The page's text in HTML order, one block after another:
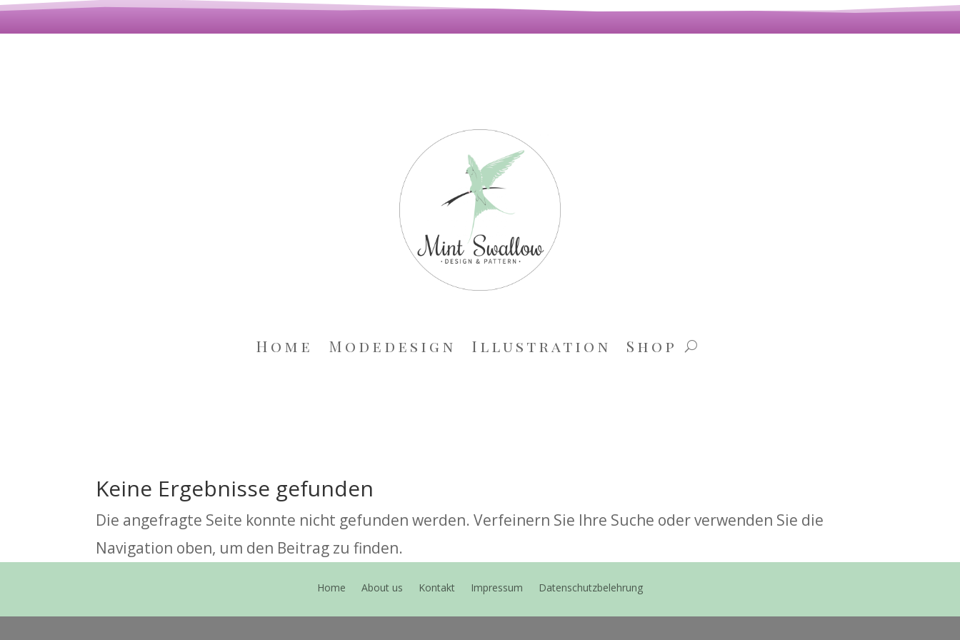
Home Modedesign Illustration Shop
Keine Ergebnisse gefunden
Die angefragte Seite konnte nicht gefunden werden. Verfeinern Sie Ihre Suche oder verwenden Sie die
Navigation oben, um den Beitrag zu finden.
Home About us Kontakt Impressum Datenschutzbelehrung